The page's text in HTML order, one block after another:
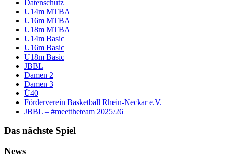
Datenschutz
U14m MTBA
U16m MTBA
U18m MTBA
U14m Basic
U16m Basic
U18m Basic
JBBL
Damen 2
Damen 3
Ü40
Förderverein Basketball Rhein-Neckar e.V.
JBBL – #meettheteam 2025/26
Das nächste Spiel
News